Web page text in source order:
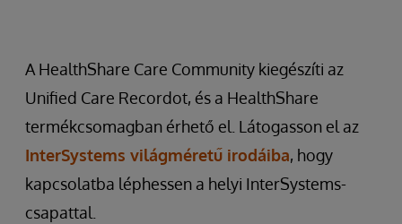
A HealthShare Care Community kiegészíti az
Unified Care Recordot, és a HealthShare
termékcsomagban érhető el. Látogasson el az
InterSystems világméretű irodáiba, hogy
kapcsolatba léphessen a helyi InterSystems-
csapattal.